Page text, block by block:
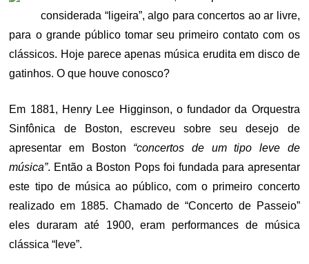
considerada “ligeira”, algo para concertos ao ar livre,
para o grande público tomar seu primeiro contato com os
clássicos. Hoje parece apenas música erudita em disco de
gatinhos. O que houve conosco?
Em 1881, Henry Lee Higginson, o fundador da Orquestra
Sinfônica de Boston, escreveu sobre seu desejo de
apresentar em Boston “concertos de um tipo leve de
música”. Então a Boston Pops foi fundada para apresentar
este tipo de música ao público, com o primeiro concerto
realizado em 1885. Chamado de “Concerto de Passeio”
eles duraram até 1900, eram performances de música
clássica “leve”.